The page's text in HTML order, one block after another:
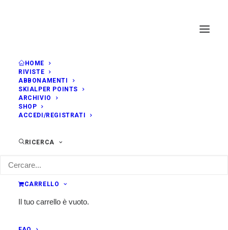
HOME
RIVISTE
ABBONAMENTI
SKIALPER POINTS
ARCHIVIO
SHOP
ACCEDI/REGISTRATI
RICERCA
CARRELLO
Il tuo carrello è vuoto.